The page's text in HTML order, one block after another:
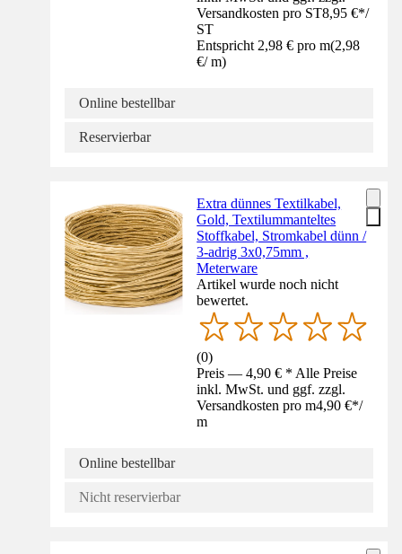
Versandkosten pro ST8,95 €*/
ST
Entspricht 2,98 € pro m(2,98
€/ m)
Online bestellbar
Reservierbar
Extra dünnes Textilkabel,
Gold, Textilummanteltes
Stoffkabel, Stromkabel dünn /
3-adrig 3x0,75mm ,
Meterware
Artikel wurde noch nicht
bewertet.
(0)
Preis — 4,90 € * Alle Preise
inkl. MwSt. und ggf. zzgl.
Versandkosten pro m4,90 €*/
m
Online bestellbar
Nicht reservierbar